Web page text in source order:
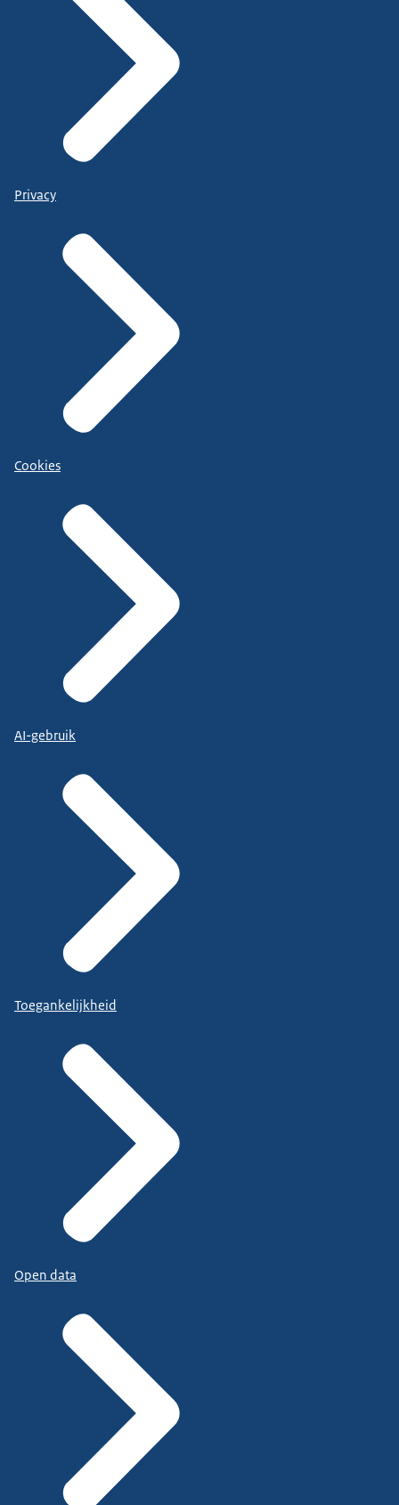
Privacy
Cookies
AI-gebruik
Toegankelijkheid
Open data